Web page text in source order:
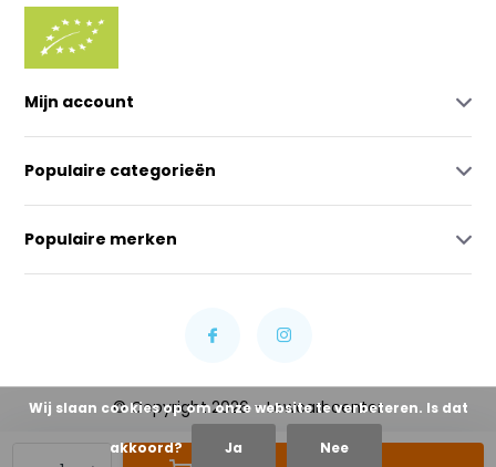
Mijn account
Populaire categorieën
Populaire merken
© Copyright 2026 - Lowcarbcenter
Wij slaan cookies op om onze website te verbeteren. Is dat
akkoord? Ja Nee